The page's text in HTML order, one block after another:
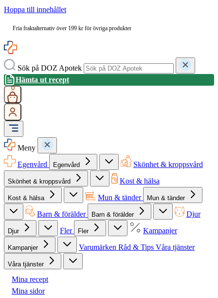
Hoppa till innehållet
Fria fraktalternativ över 199 kr för övriga produkter
Sök på DOZ Apotek
Hämta ut recept
0
Meny
Egenvård
Egenvård Skönhet & kroppsvård
Skönhet & kroppsvård Kost & hälsa
Kost & hälsa Mun & tänder Mun & tänder
Barn & förälder Barn & förälder Djur
Djur Fler Fler Kampanjer
Kampanjer Varumärken Råd & Tips Våra tjänster
Våra tjänster
Mina recept
Mina sidor